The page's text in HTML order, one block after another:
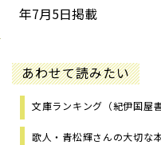
年7月5日掲載
あわせて読みたい
文庫ランキング（紀伊国屋
歌人・青松輝さんの大切な